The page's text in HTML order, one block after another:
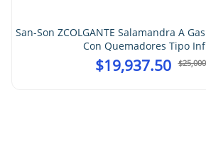
San-Son ZCOLGANTE Salamandra A
Con Quemadores Tipo
$
$19,937.50